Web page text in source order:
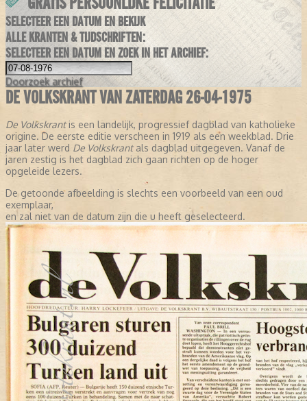
SELECTEER EEN DATUM EN BEKIJK
ALLE KRANTEN & TIJDSCHRIFTEN:
SELECTEER EEN DATUM EN ZOEK IN HET ARCHIEF:
Doorzoek archief
DE VOLKSKRANT VAN ZATERDAG 26-04-1975
De Volkskrantis een landelijk, progressief dagblad van katholieke
origine. De eerste editie verscheen in 1919 als een weekblad. Drie
jaar later werd De Volkskrantals dagblad uitgegeven. Vanaf de
jaren zestig is het dagblad zich gaan richten op de hoger
opgeleide lezers.
De getoonde afbeelding is slechts een voorbeeld van een oud
exemplaar,
en zal niet van de datum zijn die u heeft geselecteerd.